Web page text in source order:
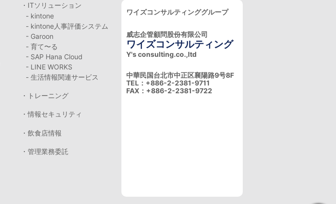
・ITソリューション
- kintone
- kintone人事評価システム
- Garoon
- 育て〜る
- SAP Hana Cloud
- LINE WORKS
- 生活情報関連サービス
・トレーニング
・情報セキュリティ
・飲食店情報
・管理業務委託
ワイズコンサルティンググループ
威志企管顧問股份有限公司
ワイズコンサルティング
Y's consulting.co.,ltd
中華民国台北市中正区襄陽路9号8F
TEL：+886-2-2381-9711
FAX：+886-2-2381-9722